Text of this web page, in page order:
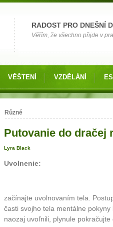
RADOST PRO DNEŠNÍ
Věřím, že všechno přijde v
VĚŠTENÍ VZDĚLÁNÍ
Jste zde
Různé
Putovanie do dračej
Lyra Black
Uvolnenie:
začínajte uvolnovaním tela.
časti svojho tela mentálne
naozaj uvoľnili, plynule